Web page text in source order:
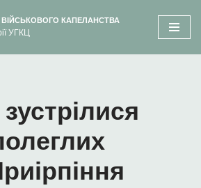
КАПЕЛАНСТВА
УГКЦ